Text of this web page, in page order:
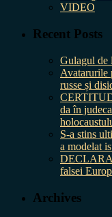
VIDEO
Recent Posts
Gulagul de
Avatarurile
russe și
da în
S-a stins
a modelat
falsei
Archives